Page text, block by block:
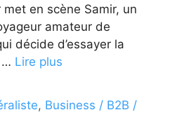
en scène Samir, un
amateur de
décide d’essayer la
… Lire plus
, Business / B2B /